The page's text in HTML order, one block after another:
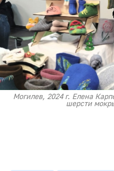
Могилев, 2024 г. Елена
шерсти